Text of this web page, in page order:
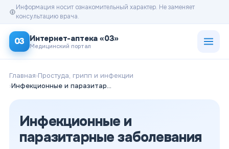
Информация носит ознакомительный характер. Не заменяет
консультацию врача.
03 Интернет-аптека «03»
Медицинский портал
Главная›Простуда, грипп и инфекции
›
Инфекционные и паразитарные заболевания
Инфекционные и
паразитарные заболевания